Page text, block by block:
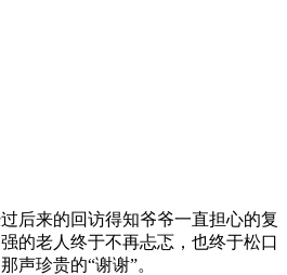
后来的回访得知爷爷一直担心的复
的老人终于不再忐忑，也终于松口
声珍贵的“谢谢”。